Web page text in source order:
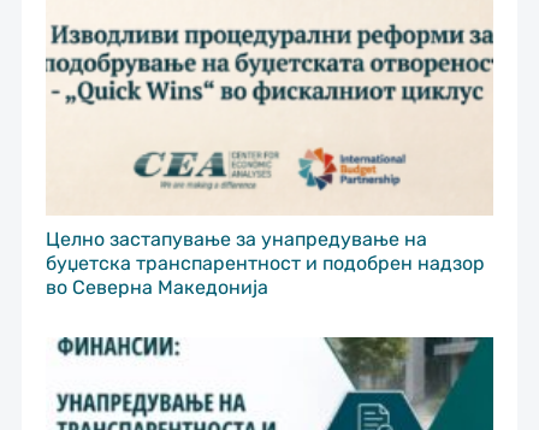
Целно застапување за унапредување на
буџетска транспарентност и подобрен надзор
во Северна Македонија